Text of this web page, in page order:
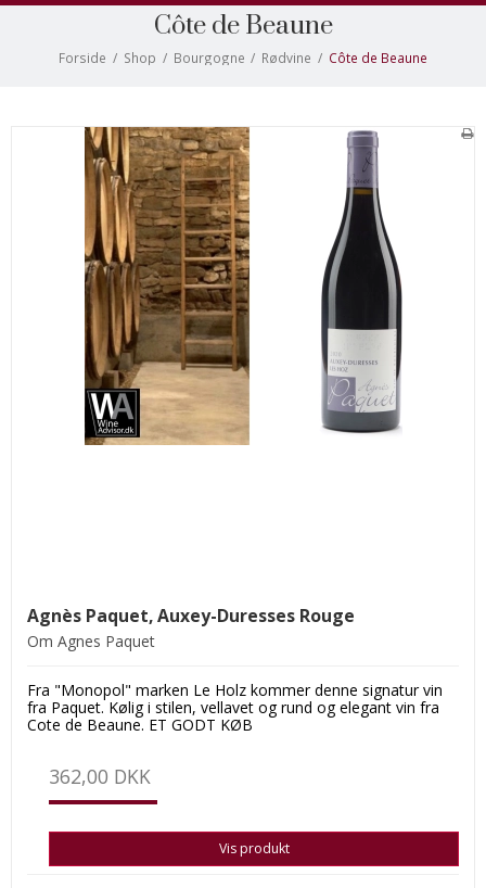
Côte de Beaune
Forside / Shop / Bourgogne / Rødvine / Côte de Beaune
Agnès Paquet, Auxey-Duresses Rouge
Om Agnes Paquet
Fra "Monopol" marken Le Holz kommer denne signatur vin
fra Paquet. Kølig i stilen, vellavet og rund og elegant vin fra
Cote de Beaune. ET GODT KØB
362,00 DKK
Vis produkt